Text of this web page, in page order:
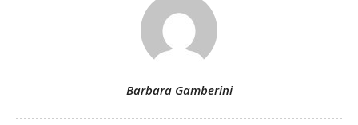
Barbara Gamberini